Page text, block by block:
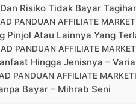
Risiko Tidak Bayar
PANDUAN AFFILIATE
Pinjol Atau Lainnya Yang
PANDUAN AFFILIATE
Hingga Jenisnya –
PANDUAN AFFILIATE
Bayar – Mihrab Seni